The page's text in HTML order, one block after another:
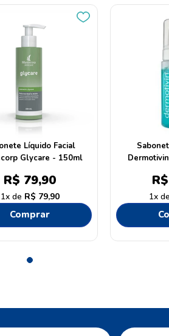
Líquido Facial
Glycare - 150ml
R$ 79,90
1 R$ 79,90
Comprar
R$
1